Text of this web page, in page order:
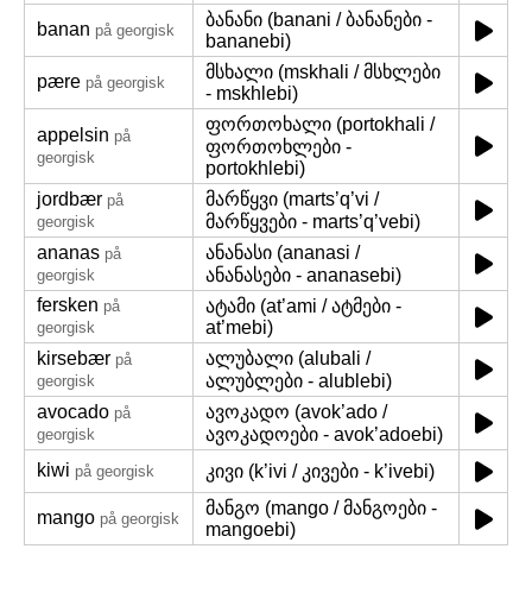
banan på georgisk
ბანანი (banani / ბანანები -
bananebi)
pære på georgisk
მსხალი (mskhali / მსხლები
- mskhlebi)
appelsin på
georgisk
ფორთოხალი (portokhali /
ფორთოხლები -
portokhlebi)
jordbær på
georgisk
მარწყვი (marts’q’vi /
მარწყვები - marts’q’vebi)
ananas på
georgisk
ანანასი (ananasi /
ანანასები - ananasebi)
fersken på
georgisk
ატამი (at’ami / ატმები -
at’mebi)
kirsebær på
georgisk
ალუბალი (alubali /
ალუბლები - alublebi)
avocado på
georgisk
ავოკადო (avok’ado /
ავოკადოები - avok’adoebi)
kiwi på georgisk კივი (k’ivi / კივები - k’ivebi)
mango på georgisk
მანგო (mango / მანგოები -
mangoebi)